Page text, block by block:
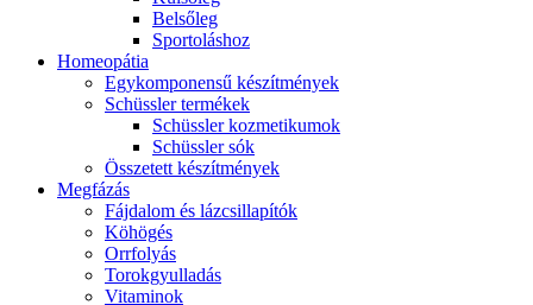
Belsőleg
Sportoláshoz
Homeopátia
Egykomponensű készítmények
Schüssler termékek
Schüssler kozmetikumok
Schüssler sók
Összetett készítmények
Megfázás
Fájdalom és lázcsillapítók
Köhögés
Orrfolyás
Torokgyulladás
Vitaminok